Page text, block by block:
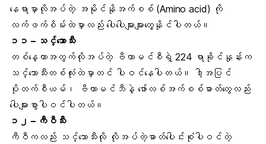
နေရာမှာလိုအပ်တဲ့ အမိုင်နိုအက်စစ် (Amino acid) ကို
လက်ဖက်စိမ်းထဲမှာလည်း ပေါပေါများများတွေ့နိုင်ပါတယ်။
၁၁ – သင်္ဘောသီး
တစ်နေ့တာအတွက်လိုအပ်တဲ့ ဗီတာမင်စီရဲ့ 224 ရာခိုင်နှုန်းက
သင်္ဘောသီးတစ်လုံးထဲမှာတင် ပါဝင်နေပါတယ်။ ဒါ့အပြင်
ပိုတက်စီယမ်၊ ဗီတာမင်ဘီနဲ့ ဖော်လစ်အက်စစ်ဓာတ်တွေလည်း
ပေါများစွာပါဝင်ပါတယ်။
၁၂ – ကီဝီသီး
ကီဝီကလည်း သင်္ဘောသီးလို လိုအပ်တဲ့ဓာတ်ပေါင်းစုံပါဝင်တဲ့